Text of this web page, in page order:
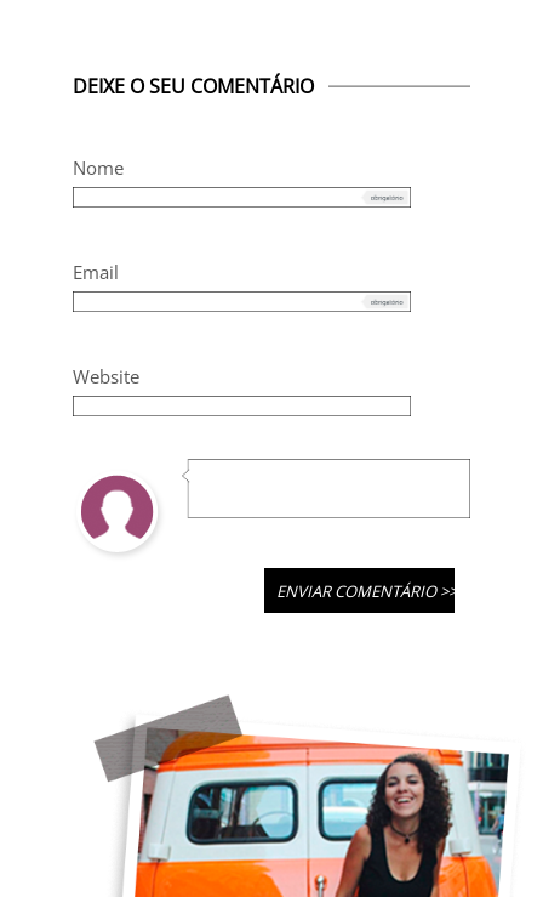
DEIXE O SEU COMENTÁRIO
Nome
Email
Website